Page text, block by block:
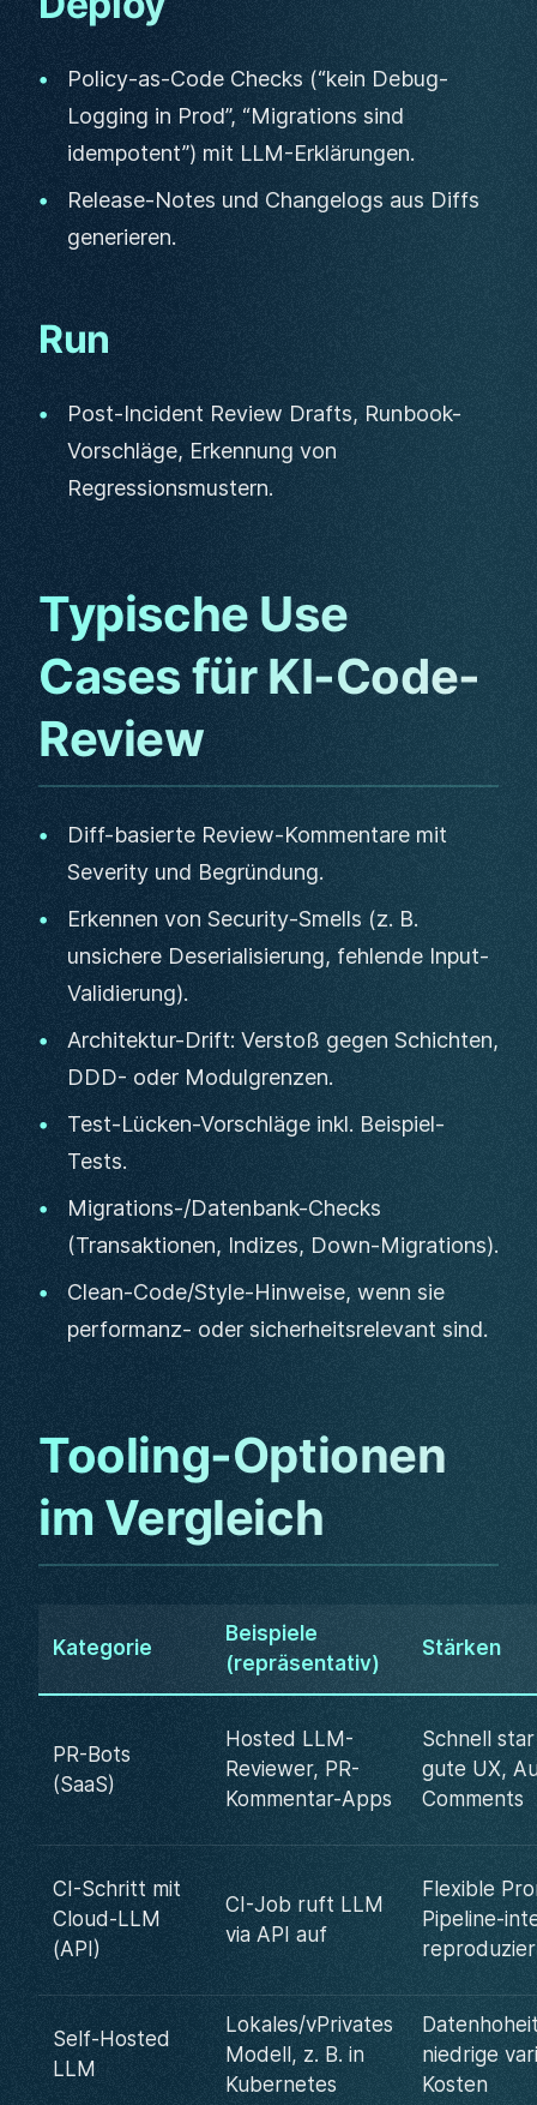
Policy-as-Code Checks (“kein Debug-
Logging in Prod”, “Migrations sind
idempotent”) mit LLM-Erklärungen.
Release-Notes und Changelogs aus Diffs
generieren.
Run
Post‑Incident Review Drafts, Runbook-
Vorschläge, Erkennung von
Regressionsmustern.
Typische Use
Cases für KI-Code-
Review
Diff-basierte Review-Kommentare mit
Severity und Begründung.
Erkennen von Security-Smells (z. B.
unsichere Deserialisierung, fehlende Input-
Validierung).
Architektur-Drift: Verstoß gegen Schichten,
DDD- oder Modulgrenzen.
Test-Lücken-Vorschläge inkl. Beispiel-
Tests.
Migrations-/Datenbank-Checks
(Transaktionen, Indizes, Down-Migrations).
Clean-Code/Style-Hinweise, wenn sie
performanz- oder sicherheitsrelevant sind.
Tooling-Optionen
im Vergleich
Kategorie
Beispiele
(repräsentativ)
Stärken
PR-Bots
(SaaS)
Hosted LLM-
Reviewer, PR-
Kommentar-Apps
Schnell
gute UX,
Comments
CI-Schritt mit
Cloud-LLM
(API)
CI-Job ruft LLM
via API auf
Flexible
Pipeline-
Self‑Hosted
LLM
Lokales/vPrivates
Modell, z. B. in
Kubernetes
niedrige
Kosten